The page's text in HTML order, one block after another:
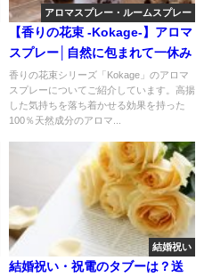
アロマスプレー・ルームスプレー
【香りの花束 -Kokage-】アロマ
スプレー│自然に包まれて一休み
香りの花束シリーズ「Kokage」のアロマ
スプレーについてご紹介しています。高揚
した気持ちを落ち着かせる効果を持った
100％天然成分のアロマ...
結婚祝い
結婚祝い・祝電のタブーは？送